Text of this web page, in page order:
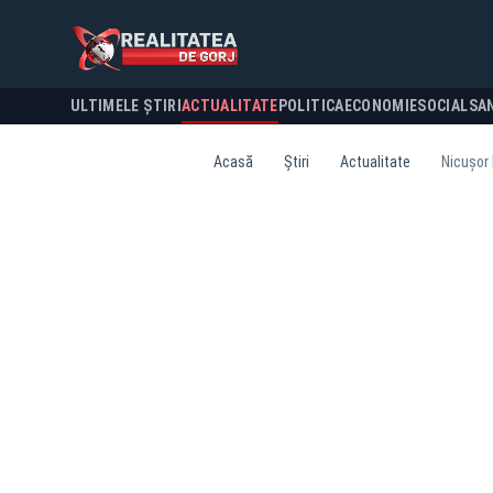
ULTIMELE ȘTIRI ACTUALITATE POLITICA ECONOMIESOCIAL
Acasă Știri Actualitate